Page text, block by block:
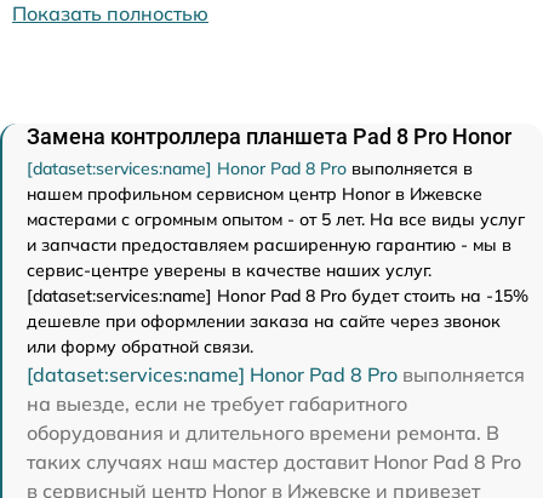
Показать полностью
Замена контроллера планшета Pad 8 Pro Honor
[dataset:services:name] Honor Pad 8 Pro выполняется в
нашем профильном сервисном центр Honor в Ижевске
мастерами с огромным опытом - от 5 лет. На все виды услуг
и запчасти предоставляем расширенную гарантию - мы в
сервис-центре уверены в качестве наших услуг.
[dataset:services:name] Honor Pad 8 Pro будет стоить на -15%
дешевле при оформлении заказа на сайте через звонок
или форму обратной связи.
[dataset:services:name] Honor Pad 8 Pro выполняется
на выезде, если не требует габаритного
оборудования и длительного времени ремонта. В
таких случаях наш мастер доставит Honor Pad 8 Pro
в сервисный центр Honor в Ижевске и привезет